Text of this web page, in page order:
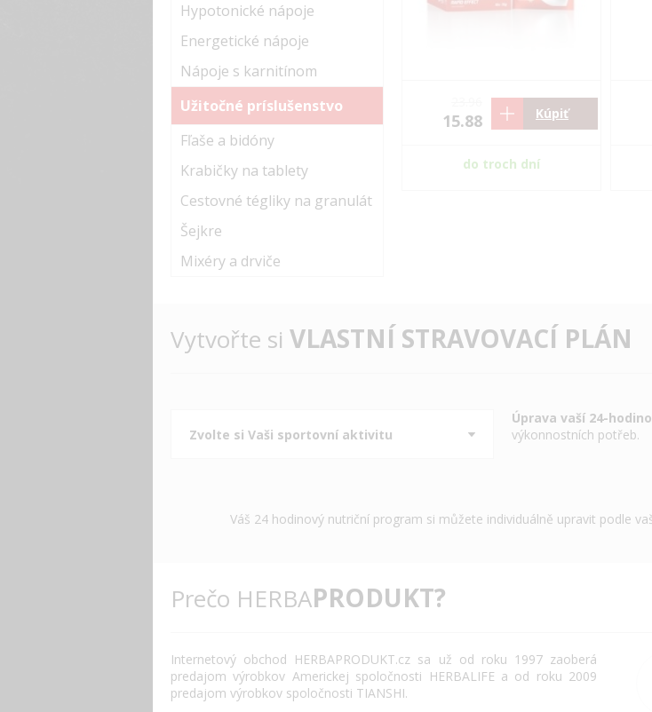
Hypotonické nápoje
Energetické nápoje
Nápoje s karnitínom
Užitočné príslušenstvo
Fľaše a bidóny
Krabičky na tablety
Cestovné tégliky na granulát
Šejkre
Mixéry a drviče
15.88 Kúpiť
do troch dní
Vytvořte si VLASTNÍ STRAVOVACÍ PLÁN
Úprava vaší 24-
výkonnostních potřeb.
Váš 24 hodinový nutriční program si můžete individuálně upravit podle
Prečo HERBAPRODUKT?
Internetový obchod HERBAPRODUKT.cz sa už od roku 1997 zaoberá
predajom výrobkov Americkej spoločnosti HERBALIFE a od roku 2009
predajom výrobkov spoločnosti TIANSHI.